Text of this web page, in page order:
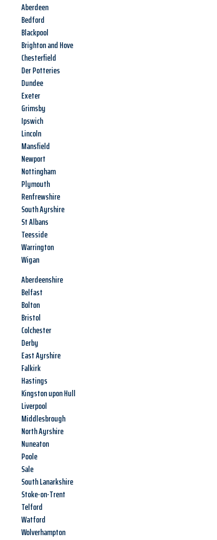
Aberdeen
Bedford
Blackpool
Brighton and Hove
Chesterfield
Der Potteries
Dundee
Exeter
Grimsby
Ipswich
Lincoln
Mansfield
Newport
Nottingham
Plymouth
Renfrewshire
South Ayrshire
St Albans
Teesside
Warrington
Wigan
Aberdeenshire
Belfast
Bolton
Bristol
Colchester
Derby
East Ayrshire
Falkirk
Hastings
Kingston upon Hull
Liverpool
Middlesbrough
North Ayrshire
Nuneaton
Poole
Sale
South Lanarkshire
Stoke-on-Trent
Telford
Watford
Wolverhampton